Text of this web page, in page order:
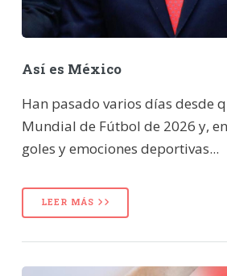
Así es México
Han pasado varios días desde
Mundial de Fútbol de 2026 y,
goles y emociones deportivas...
LEER MÁS